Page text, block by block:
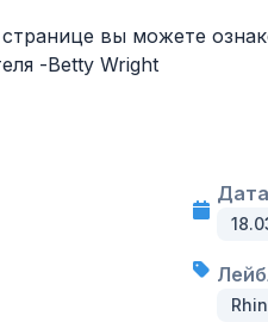
вы можете
-Betty Wright